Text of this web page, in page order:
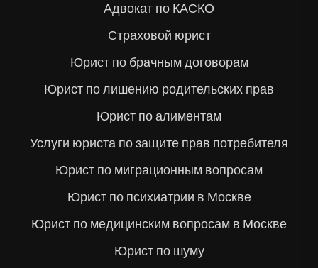
Адвокат по КАСКО
Страховой юрист
Юрист по брачным договорам
Юрист по лишению родительских прав
Юрист по алиментам
Услуги юриста по защите прав потребителя
Юрист по миграционным вопросам
Юрист по психиатрии в Москве
Юрист по медицинским вопросам в Москве
Юрист по шуму